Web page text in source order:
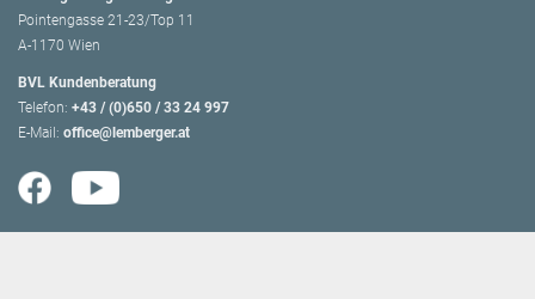
Pointengasse 21-23/Top 11
A-1170 Wien
BVL Kundenberatung
Telefon: +43 / (0)650 / 33 24 997
E-Mail: office@lemberger.at